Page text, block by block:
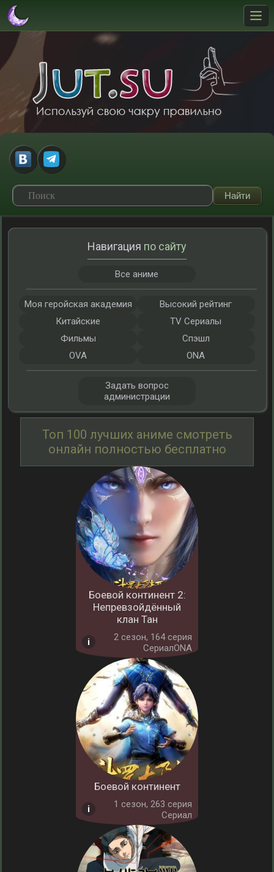
Топ 100 лучших аниме смотреть
онлайн полностью бесплатно
Боевой континент 2:
Непревзойдённый
клан Тан
2 cезон, 164 серия
СериалONA
Боевой континент
1 cезон, 263 серия
Сериал
Навигация по сайту
Все аниме
Моя геройская академия
Высокий рейтинг
Китайские
TV Сериалы
Фильмы
Спэшл
OVA
ONA
Задать вопрос
администрации